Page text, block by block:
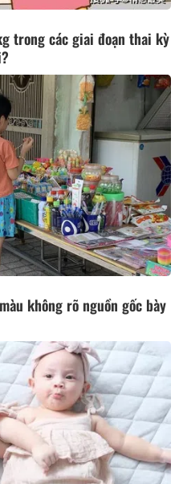
trong các giai đoạn thai kỳ
không rõ nguồn gốc bày